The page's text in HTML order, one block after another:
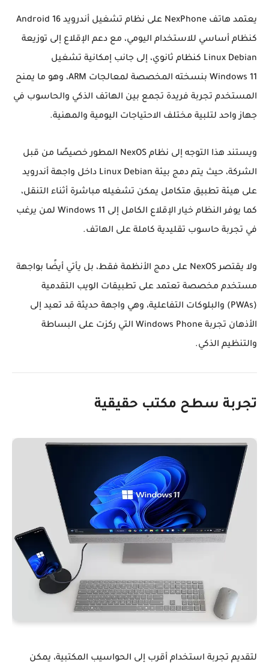
يعتمد هاتف NexPhone على نظام تشغيل أندرويد Android 16
كنظام أساسي للاستخدام اليومي، مع دعم الإقلاع إلى توزيعة
Linux Debian كنظام ثانوي، إلى جانب إمكانية تشغيل
Windows 11 بنسخته المخصصة لمعالجات ARM، وهو ما يمنح
المستخدم تجربة فريدة تجمع بين الهاتف الذكي والحاسوب في
جهاز واحد لتلبية مختلف الاحتياجات اليومية والمهنية.
ويستند هذا التوجه إلى نظام NexOS المطور خصيصًا من قبل
الشركة، حيث يتم دمج بيئة Linux Debian داخل واجهة أندرويد
على هيئة تطبيق متكامل يمكن تشغيله مباشرة أثناء التنقل،
كما يوفر النظام خيار الإقلاع الكامل إلى Windows 11 لمن يرغب
في تجربة حاسوب تقليدية كاملة على الهاتف.
ولا يقتصر NexOS على دمج الأنظمة فقط، بل يأتي أيضًا بواجهة
مستخدم مخصصة تعتمد على تطبيقات الويب التقدمية
(PWAs) والبلوكات التفاعلية، وهي واجهة حديثة قد تعيد إلى
الأذهان تجربة Windows Phone التي ركزت على البساطة
والتنظيم الذكي.
تجربة سطح مكتب حقيقية
لتقديم تجربة استخدام أقرب إلى الحواسيب المكتبية، يمكن